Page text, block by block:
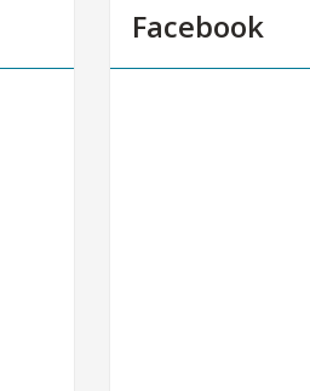
Facebook